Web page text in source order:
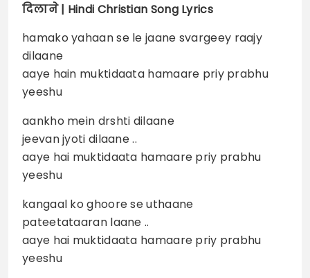
दिलाने | Hindi Christian Song Lyrics
hamako yahaan se le jaane svargeey raajy
dilaane
aaye hain muktidaata hamaare priy prabhu
yeeshu
aankho mein drshti dilaane
jeevan jyoti dilaane ..
aaye hai muktidaata hamaare priy prabhu
yeeshu
kangaal ko ghoore se uthaane
pateetataaran laane ..
aaye hai muktidaata hamaare priy prabhu
yeeshu